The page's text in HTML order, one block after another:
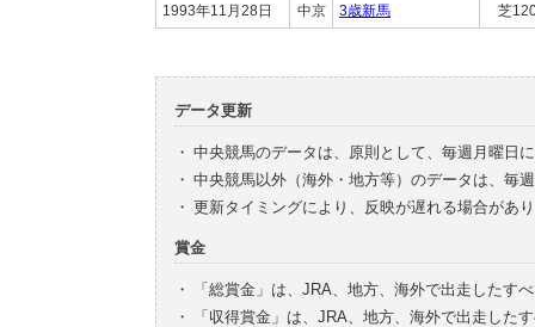
1993年11月28日 中京 3歳新馬 芝
データ更新
・ 中央競馬のデータは、原則として、毎週月曜日
・ 中央競馬以外（海外・地方等）のデータは、毎
・ 更新タイミングにより、反映が遅れる場合があ
賞金
・
「総賞金」は、JRA、地方、海外で出走したす
・
「収得賞金」は、JRA、地方、海外で出走した